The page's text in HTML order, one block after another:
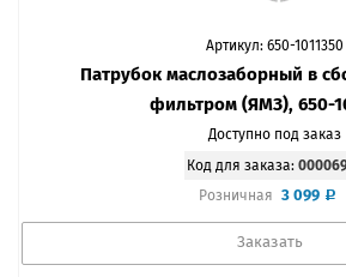
Артикул: 650-1011350
Патрубок маслозаборный в
фильтром (ЯМЗ), 650-
Доступно под заказ
Код для заказа:
Розничная 3 099
Заказать